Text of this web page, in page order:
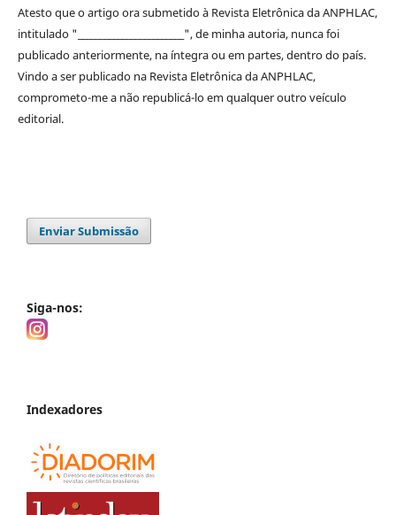
Atesto que o artigo ora submetido à Revista Eletrônica da ANPHLAC,
intitulado "________________________", de minha autoria, nunca foi
publicado anteriormente, na íntegra ou em partes, dentrodo país.
Vindo a ser publicado na Revista Eletrônica da ANPHLAC,
comprometo-me a não republicá-lo em qualquer outro veículo
editorial.
Enviar Submissão
Siga-nos:
Indexadores